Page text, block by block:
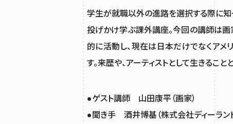
学生が就職以外の進路を選択する際に知
投げかけ学ぶ課外講座。今回の講師は画
的に活動し、現在は日本だけでなくア
す。来歴や、アーティストとして生きるこ
●ゲスト講師 山田康平（画家）
●聞き手 酒井博基（株式会社ディーラン